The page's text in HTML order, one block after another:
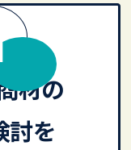
材の
討を